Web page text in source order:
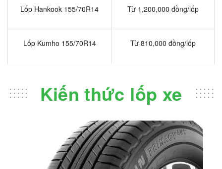
Lốp Hankook 155/70R14 Từ 1,200,000 đồng/lốp
Lốp Kumho 155/70R14 Từ 810,000 đồng/lốp
Kiến thức lốp xe